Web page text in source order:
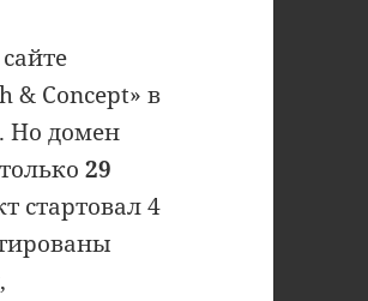
& Concept» в
Но домен
29
стартовал 4